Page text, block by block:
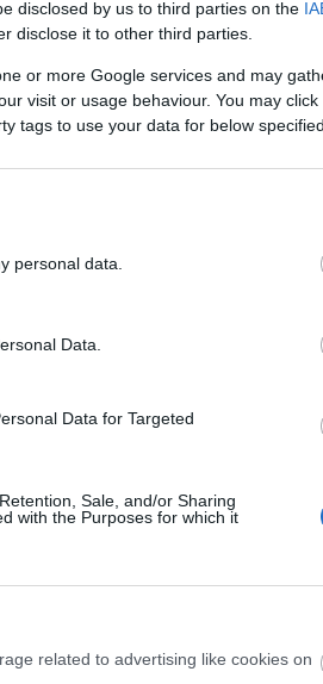
disclosed by us to third parties on the
disclose it to other third parties.
or more Google services and may
visit or usage behaviour. You may
tags to use your data for below
personal data.
Data.
Data for Targeted
Sale, and/or Sharing
with the Purposes for which it
related to advertising like cookies on